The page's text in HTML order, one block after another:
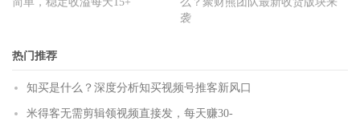
袭
热门推荐
知买是什么？深度分析知买视频号推客新风口
米得客无需剪辑领视频直接发，每天赚30-